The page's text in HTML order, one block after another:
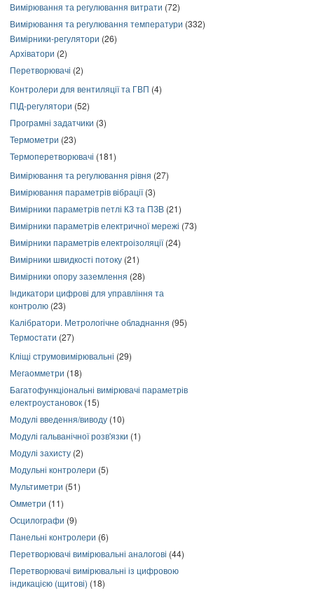
Вимірювання та регулювання витрати (72)
Вимірювання та регулювання температури (332)
Вимірники-регулятори (26)
Архіватори (2)
Перетворювачі (2)
Контролери для вентиляції та ГВП (4)
ПІД-регулятори (52)
Програмні задатчики (3)
Термометри (23)
Термоперетворювачі (181)
Вимірювання та регулювання рівня (27)
Вимірювання параметрів вібрації(3)
Вимірники параметрів петлі КЗ та ПЗВ (21)
Вимірники параметрів електричної мережі (73)
Вимірники параметрів електроізоляції(24)
Вимірники швидкості потоку (21)
Вимірники опору заземлення (28)
Індикатори цифрові для управління та
контролю (23)
Калібратори. Метрологічне обладнання (95)
Термостати (27)
Кліщі струмовимірювальні (29)
Мегаомметри (18)
Багатофункціональні вимірювачі параметрів
електроустановок (15)
Модулі введення/виводу (10)
Модулі гальванічної розв'язки (1)
Модулі захисту (2)
Модульні контролери (5)
Мультиметри (51)
Омметри (11)
Осцилографи (9)
Панельні контролери (6)
Перетворювачі вимірювальні аналогові (44)
Перетворювачі вимірювальні із цифровою
індикацією (щитові) (18)